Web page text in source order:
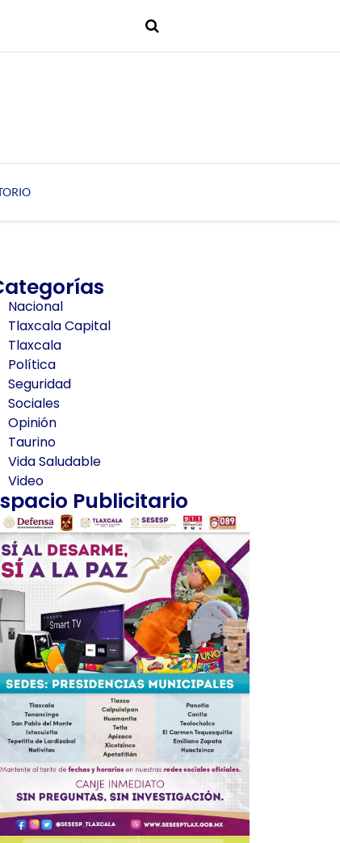
Nacional
Tlaxcala Capital
Tlaxcala
Política
Seguridad
Sociales
Opinión
Taurino
Vida Saludable
Video
Publicitario